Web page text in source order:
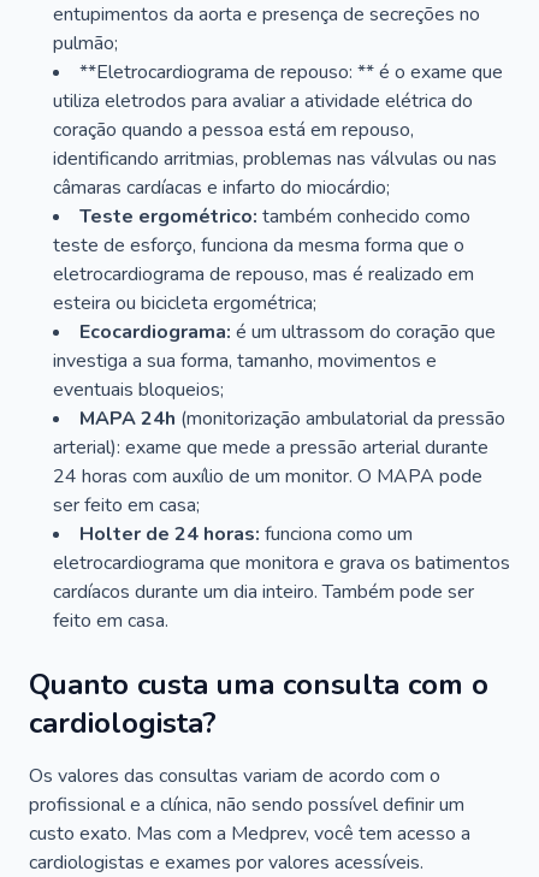
entupimentos da aorta e presença de secreções no
pulmão;
**Eletrocardiograma de repouso: ** é o exame que
utiliza eletrodos para avaliar a atividade elétrica do
coração quando a pessoa está em repouso,
identificando arritmias, problemas nas válvulas ou nas
câmaras cardíacas e infarto do miocárdio;
Teste ergométrico: também conhecido como
teste de esforço, funciona da mesma forma que o
eletrocardiograma de repouso, mas é realizado em
esteira ou bicicleta ergométrica;
Ecocardiograma: é um ultrassom do coração que
investiga a sua forma, tamanho, movimentos e
eventuais bloqueios;
MAPA 24h (monitorização ambulatorial da pressão
arterial): exame que mede a pressão arterial durante
24 horas com auxílio de um monitor. O MAPA pode
ser feito em casa;
Holter de 24 horas: funciona como um
eletrocardiograma que monitora e grava os batimentos
cardíacos durante um dia inteiro. Também pode ser
feito em casa.
Quanto custa uma consulta com o
cardiologista?
Os valores das consultas variam de acordo com o
profissional e a clínica, não sendo possível definir um
custo exato. Mas com a Medprev, você tem acesso a
cardiologistas e exames por valores acessíveis.